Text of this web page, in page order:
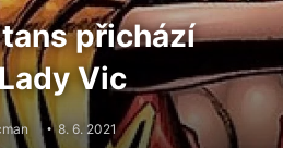
přichází
Vic
8. 6. 2021